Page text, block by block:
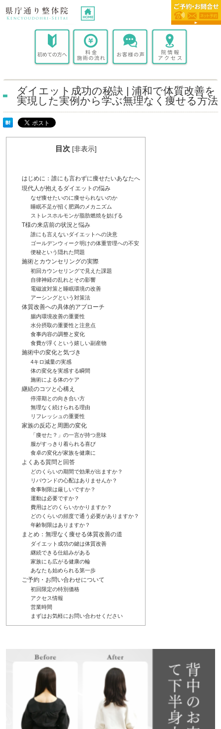
ダイエット成功の秘訣 | 浦和で体質改善を
実現した実例から学ぶ無理なく痩せる方法
目次 [非表示]
はじめに：誰にも言わずに痩せたいあなたへ
現代人が抱えるダイエットの悩み
なぜ痩せたいのに痩せられないのか
睡眠不足が招く肥満のメカニズム
ストレスホルモンが脂肪燃焼を妨げる
T様の来店前の状況と悩み
誰にも言えないダイエットへの決意
ゴールデンウィーク明けの体重管理への不安
便秘という隠れた問題
施術とカウンセリングの実際
初回カウンセリングで見えた課題
自律神経の乱れとその影響
電磁波対策と睡眠環境の改善
アーシングという対策法
体質改善への具体的アプローチ
腸内環境改善の重要性
水分摂取の重要性と注意点
食事内容の調整と変化
食費が浮くという嬉しい副産物
施術中の変化と気づき
4キロ減量の実感
体の変化を実感する瞬間
施術による体のケア
継続のコツと心構え
停滞期との向き合い方
無理なく続けられる理由
リフレッシュの重要性
家族の反応と周囲の変化
「痩せた？」の一言が持つ意味
服がすっきり着られる喜び
食卓の変化が家族を健康に
よくある質問と回答
どのくらいの期間で効果が出ますか？
リバウンドの心配はありませんか？
食事制限は厳しいですか？
運動は必要ですか？
費用はどのくらいかかりますか？
どのくらいの頻度で通う必要がありますか？
年齢制限はありますか？
まとめ：無理なく痩せる体質改善の道
ダイエット成功の鍵は体質改善
継続できる仕組みがある
家族にも広がる健康の輪
あなたも始められる第一歩
ご予約・お問い合わせについて
初回限定の特別価格
アクセス情報
営業時間
まずはお気軽にお問い合わせください